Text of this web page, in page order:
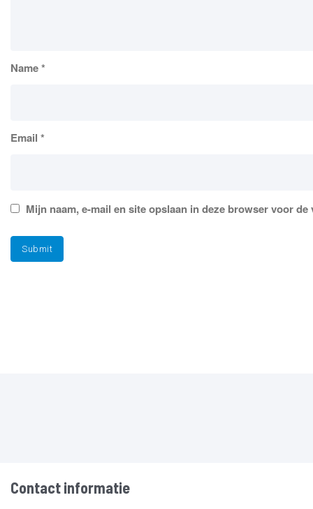
Name*
Email *
Mijn naam, e-mail en site opslaan in deze browser voor
Contact informatie